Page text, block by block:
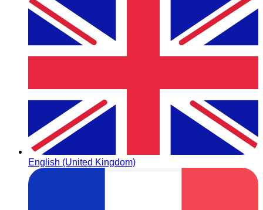
English (United Kingdom)